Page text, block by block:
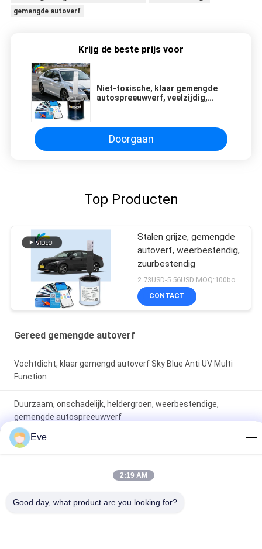
gemengde autoverf
Krijg de beste prijs voor
Niet-toxische, klaar gemengde
autospreeuwverf, veelzijdig,
Doorgaan
Top Producten
Stalen grijze, gemengde
autoverf, weerbestendig,
zuurbestendig
2.73USD-5.56USD MOQ:100boxen
CONTACT
Gereed gemengde autoverf
Vochtdicht, klaar gemengd autoverf Sky Blue Anti UV Multi
Function
Duurzaam, onschadelijk, heldergroen, weerbestendige,
gemengde autospreeuwverf
Perlenwit Gereed Gemengd Autopent Spray Meerdere
doeleinden Niet-toxisch
populaire categorieën
Eve
2:19 AM
Good day, what product are you looking for?